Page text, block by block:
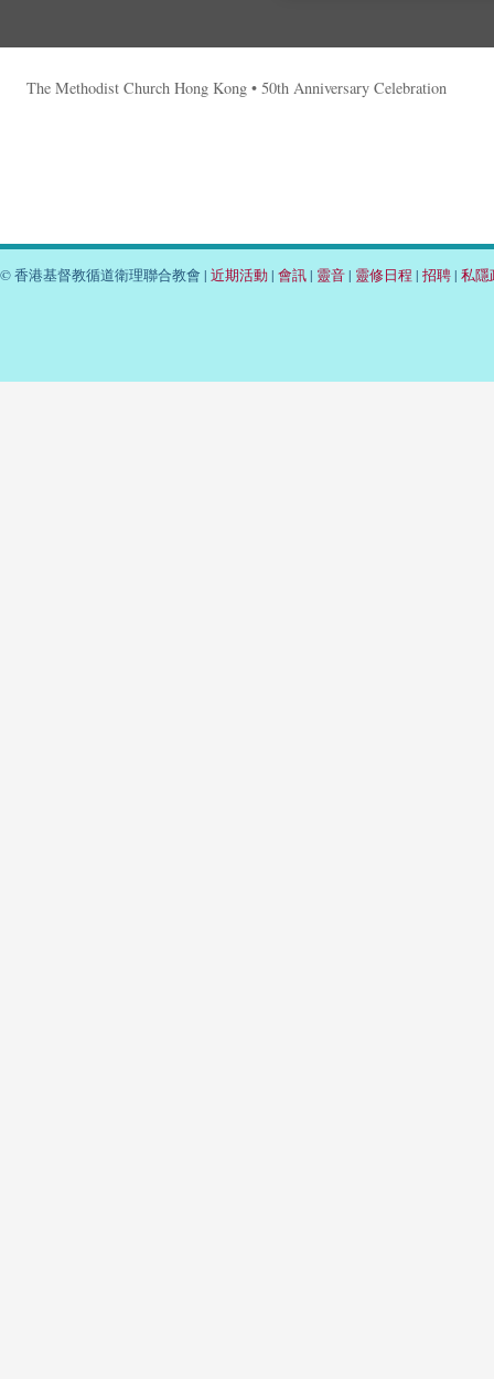
The Methodist Church Hong Kong • 50th Anniversary Celebration
© 香港基督教循道衛理聯合教會 | 近期活動 | 會訊 | 靈音 | 靈修日程 | 招聘 | 私隱